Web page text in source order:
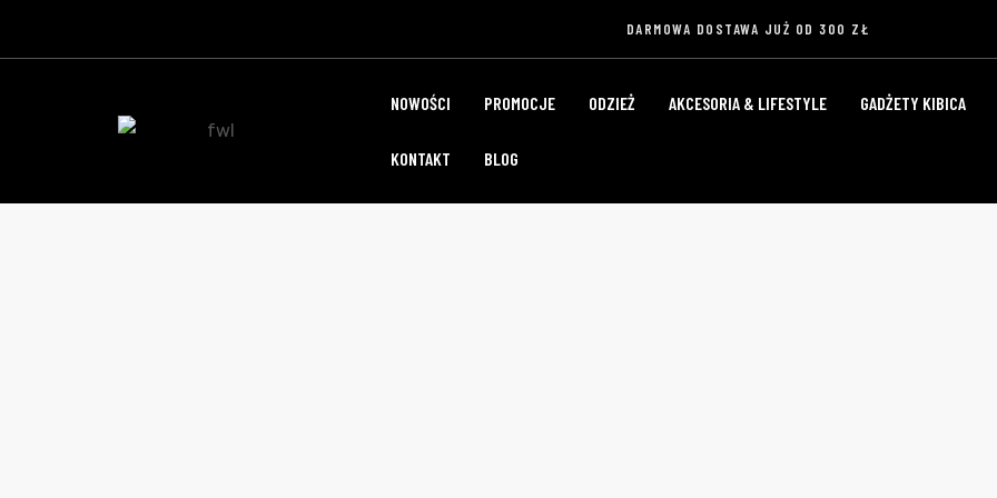
DARMOWA DOSTAWA JUŻ OD 300 ZŁ
NOWOŚCI PROMOCJE ODZIEŻ AKCESORIA & LIFESTYLE GADŻETY KIBICA
KONTAKT BLOG